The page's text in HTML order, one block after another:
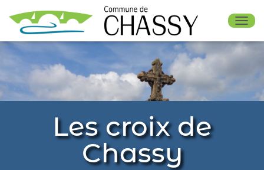
Les croix de
Chassy